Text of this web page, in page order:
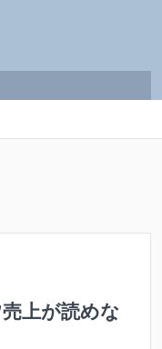
上が読めな